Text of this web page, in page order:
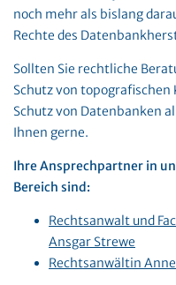
noch mehr als bislang
Rechte des
Sollten Sie rechtliche
Schutz von
Schutz von Datenbanken
Ihnen gerne.
Ihre Ansprechpartner in
Bereich sind:
Rechtsanwalt und
Ansgar Strewe
Rechtsanwältin